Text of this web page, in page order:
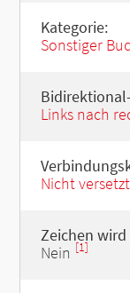
Kategorie:
Sonstiger
Links nach
Nicht versetzt
Zeichen
Nein [1]